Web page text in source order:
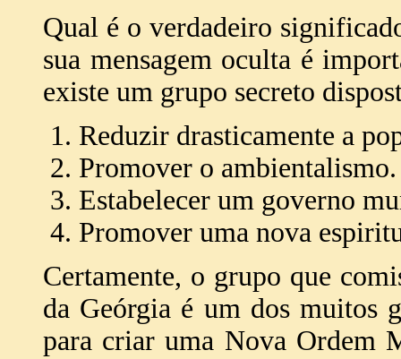
Qual é o verdadeiro
sua mensagem oculta é
existe um grupo secreto
Reduzir drasticamente a
Promover o ambientalismo.
Estabelecer um governo
Promover uma nova
Certamente, o grupo que
da Geórgia é um dos muitos
para criar uma Nova Ordem